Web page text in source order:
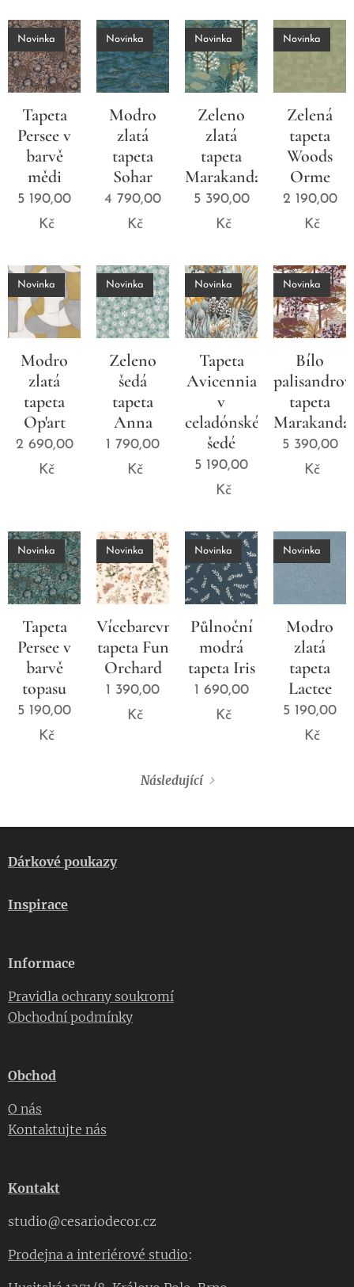
Tapeta
Persee v
barvě
mědi
Novinka
5 190,00
Kč
Modro
zlatá
tapeta
Sohar
Novinka
4 790,00
Kč
Zeleno
zlatá
tapeta
Marakanda
Novinka
5 390,00
Kč
Zelená
tapeta
Woods
Orme
Novinka
2 190,00
Kč
Modro
zlatá
tapeta
Op'art
Novinka
2 690,00
Kč
Zeleno
šedá
tapeta
Anna
Novinka
1 790,00
Kč
Tapeta
Avicennia
v
celadónské
šedé
Novinka
5 190,00
Kč
Bílo
tapeta
Marakanda
Novinka
5 390,00
Kč
Tapeta
Persee v
barvě
topasu
Novinka
5 190,00
Kč
Vícebarevná
tapeta Fun
Orchard
Novinka
1 390,00
Kč
Půlnoční
modrá
tapeta Iris
Novinka
1 690,00
Kč
Modro
zlatá
tapeta
Lactee
Novinka
5 190,00
Kč
Následující
Dárkové poukazy
Inspirace
Informace
Pravidla ochrany soukromí
Obchodní podmínky
Obchod
O nás
Kontaktujte nás
Kontakt
studio@cesariodecor.cz
Prodejna a interiérové studio: